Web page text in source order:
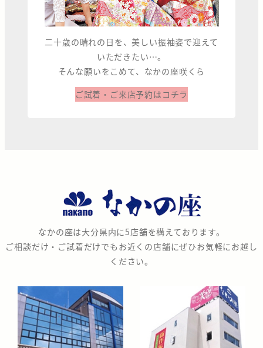
二十歳の晴れの日を、美しい振袖姿で迎えて
いただきたい…。
そんな願いをこめて、なかの座咲くら
ご試着・ご来店予約はコチラ
座
なかの座は大分県内に5店舗を構えております。
ご相談だけ・ご試着だけでもお近くの店舗にぜひお気軽にお越し
ください。